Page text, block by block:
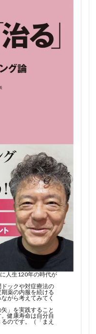
人生120年の時代が
ックや対症療法の
薬の内服を続ける
がら考えてみてく
」を実践すること
健康寿命は自分自
のです。（「まえ